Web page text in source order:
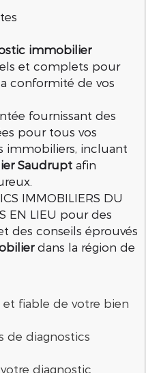
immobilier
et complets pour
conformité de vos
fournissant des
pour tous vos
immobiliers, incluant
Saudrupt afin
IMMOBILIERS DU
EN LIEU pour des
des conseils éprouvés
dans la région de
fiable de votre bien
de diagnostics
diagnostic